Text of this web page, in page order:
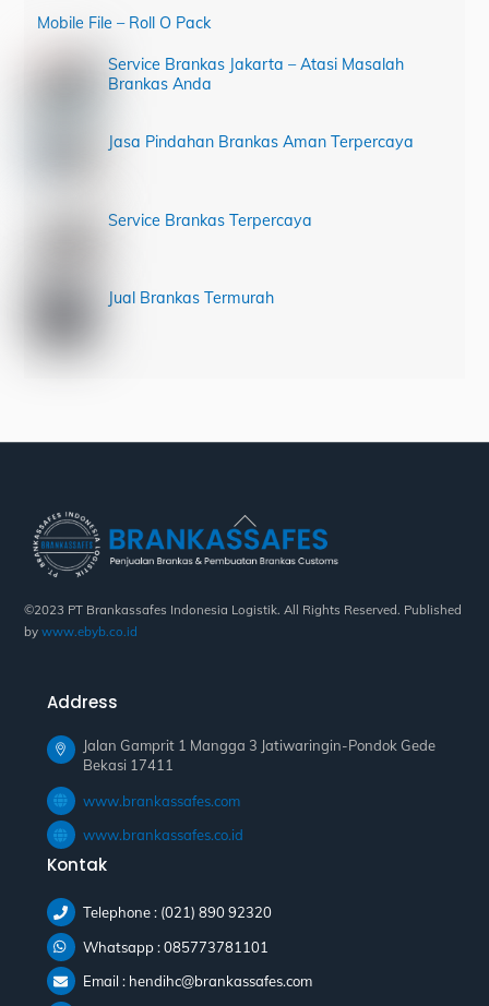
Mobile File – Roll O Pack
Service Brankas Jakarta – Atasi Masalah
Brankas Anda
Jasa Pindahan Brankas Aman Terpercaya
Service Brankas Terpercaya
Jual Brankas Termurah
Back
To
Top
©2023 PT Brankassafes Indonesia Logistik. All Rights Reserved. Published
bywww.ebyb.co.id
Address
Jalan Gamprit 1 Mangga 3 Jatiwaringin-Pondok Gede
Bekasi 17411
www.brankassafes.com
www.brankassafes.co.id
Kontak
Telephone : (021) 890 92320
Whatsapp : 085773781101
Email : hendihc@brankassafes.com